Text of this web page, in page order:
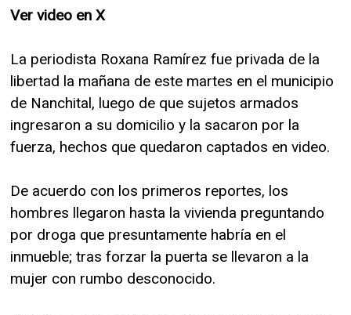
Ver video en X
La periodista Roxana Ramírez fue privada de la
libertad la mañana de este martes en el municipio
de Nanchital, luego de que sujetos armados
ingresaron a su domicilio y la sacaron por la
fuerza, hechos que quedaron captados en video.
De acuerdo con los primeros reportes, los
hombres llegaron hasta la vivienda preguntando
por droga que presuntamente habría en el
inmueble; tras forzar la puerta se llevaron a la
mujer con rumbo desconocido.